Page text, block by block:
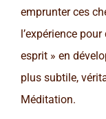
emprunter ces
l’expérience
esprit » en
plus subtile,
Méditation.